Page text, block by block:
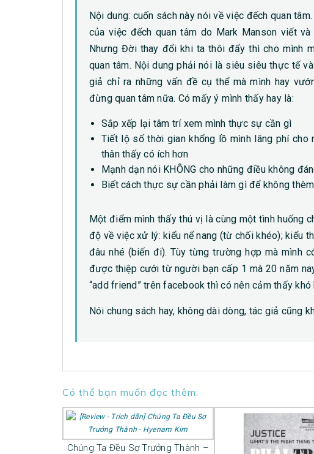
Nội dung: cuốn sách này nói về việc đếch quan
của việc đếch quan tâm do Mark Manson viết
Nhưng Đời thay đổi khi ta thôi đẩy thì cho mình
quan tâm. Nội dung phải nói là siêu siêu thực tế
giả chỉ ra những vấn đề cụ thể mà mình hay
đừng quan tâm nữa. Có mấy ý mình thấy hay là:
Sắp xếp lại tâm trí xem mình thực sự cần gì
Tiết lộ số thời gian khổng lồ mình lãng phí
thân thấy có ích hơn
Mạnh dạn nói KHÔNG cho những điều không
Biết cách thực sự cần phải làm gì để không
Một điểm mình thấy thú vị là cùng một tình huống
độ về việc xử lý: kiểu nể nang (từ chối khéo); kiểu
đâu nhé (biến đi). Tùy từng trường hợp mà mình
được thiệp cưới từ người bạn cấp 1 mà 20 năm
“add friend” trên facebook thì có nên cảm thấy khó
Nói chung sách hay, không dài dòng, tác giả cũng
Có thể bạn muốn đọc thêm:
Chúng Ta Đều Sợ Trưởng Thành –